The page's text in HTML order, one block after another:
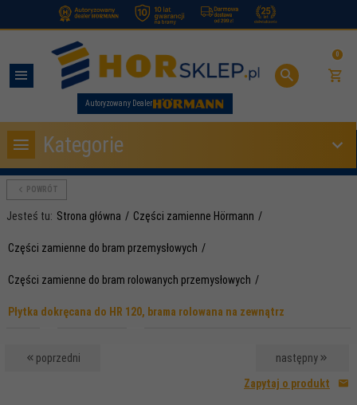
Autoryzowany Dealer
0
Kategorie
POWRÓT
Jesteś tu: Strona główna Części zamienne Hörmann
Części zamienne do bram przemysłowych
Części zamienne do bram rolowanych przemysłowych
Płytka dokręcana do HR 120, brama rolowana na zewnątrz
poprzedni
następny
Zapytaj o produkt